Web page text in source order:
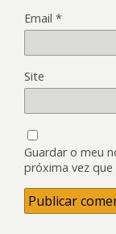
Email *
Site
Guardar o meu
próxima vez